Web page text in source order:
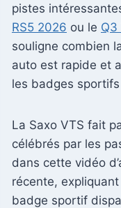
pistes
RS5 2026 ou le Q3
souligne combien
auto est rapide et
les badges
La Saxo VTS fait
célébrés par les
dans cette vidéo
récente,
badge sportif